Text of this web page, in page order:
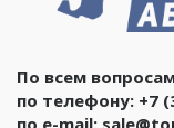
По всем
по телефону: +7
по e-mail: